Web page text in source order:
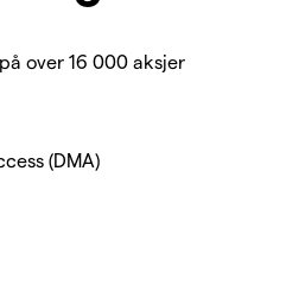
over 16 000 aksjer
(DMA)